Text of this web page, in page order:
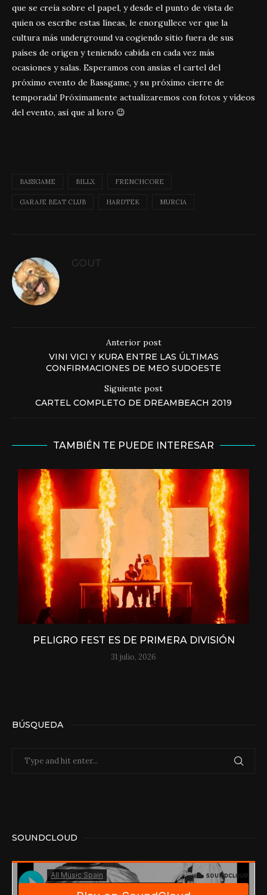
que se creía sobre el papel, y desde el punto de vista de
quien os escribe estas líneas, le enorgullece ver que la
cultura más underground va cogiendo sitio fuera de sus
países de origen y teniendo cabida en cada vez más
ocasiones y salas. Esperamos con ansias el cartel del
próximo evento de Bassgame, y su próximo cierre de
temporada! Próximamente actualizaremos con fotos y vídeos
del evento, así que al loro 😉
BASSGAME BILLX FRENCHCORE
GARAJE BEAT CLUB HARDTEK MURCIA
GOUT
Anterior post
VINI VICI Y KURA ENTRE LAS ÚLTIMAS
CONFIRMACIONES DE MEO SUDOESTE
Siguiente post
CARTEL COMPLETO DE DREAMBEACH 2019
TAMBIÉN TE PUEDE INTERESAR
PELIGRO FEST ES DE PRIMERA DIVISIÓN
31 julio, 2026
BÚSQUEDA
SOUNDCLOUD